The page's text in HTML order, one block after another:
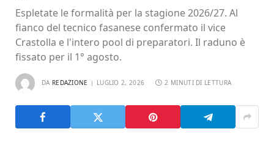
Espletate le formalità per la stagione 2026/27. Al
fianco del tecnico fasanese confermato il vice
Crastolla e l'intero pool di preparatori. Il raduno è
fissato per il 1° agosto.
DA REDAZIONE LUGLIO 2, 2026 2 MINUTI DI LETTURA